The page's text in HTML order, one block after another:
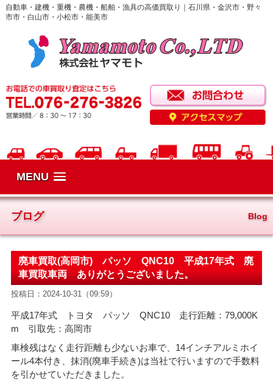
自動車・建機・重機・農機・船舶・漁具の高価買取り｜石川県・金沢市・野々
市市・白山市・小松市・能美市
MENU
ブログ Blog
廃車買取(高岡市) パッソ QNC10 平成17年式 廃
車買取車両 ありがとうございました。
投稿日：2024-10-31（09:59）
平成17年式 トヨタ パッソ QNC10 走行距離：79,000K
m 引取先：高岡市
車検残はなく走行距離も少ないお車で、14インチアルミホイ
ール4本付き、抹消(廃車手続き)は当社で行いますので手数料
を引かせていただきました。